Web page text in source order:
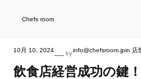
Chefs room
10月 10, 2024— byinfo@chefsroom.jpin 店
飲食店経営成功の鍵